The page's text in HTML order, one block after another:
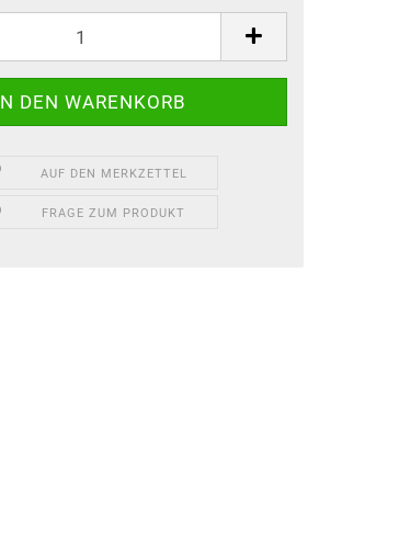
AUF DEN MERKZETTEL
FRAGE ZUM PRODUKT